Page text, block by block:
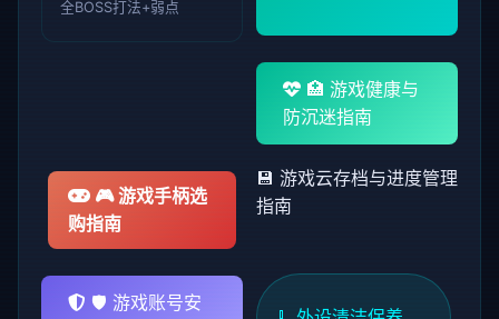
全BOSS打法+弱点
🏥 游戏健康与
防沉迷指南
🎮 游戏手柄选
购指南
💾 游戏云存档与进度管理
指南
🛡️ 游戏账号安